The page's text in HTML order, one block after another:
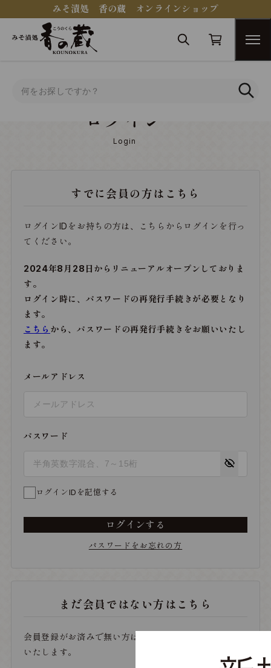
みそ漬処 香の蔵 オンラインショップ
ログイン
Login
すでに会員の方はこちら
ログインIDをお持ちの方は、こちらからログインを行っ
てください。
2024年8月28日からリニューアルオープンしておりま
す。
ログイン時に、パスワードの再発行手続きが必要となり
ます。
こちら から、パスワードの再発行手続きをお願いいたし
ます。
メールアドレス
パスワード
ログインIDを記憶する
ログインする
パスワードをお忘れの方
まだ会員ではない方はこちら
会員登録がお済みで無い方は、こちらから登録をお願い
いたします。